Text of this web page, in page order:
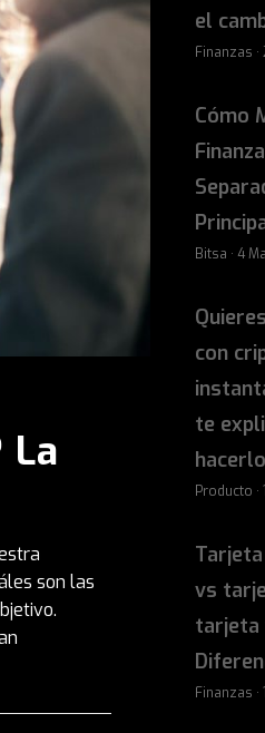
son las
el
Finanzas
Cómo
Bitsa · 4
con
te
hacerlo
Producto ·
vs
tarjeta
Finanzas ·